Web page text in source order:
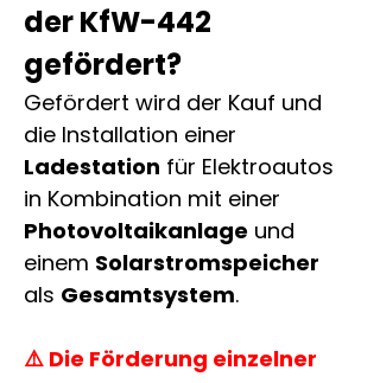
der KfW-442
gefördert?
Gefördert wird der Kauf und
die Installation einer
Ladestation für Elektroautos
in Kombination mit einer
Photovoltaikanlage und
einem Solarstromspeicher
als Gesamtsystem.
⚠️ Die Förderung einzelner